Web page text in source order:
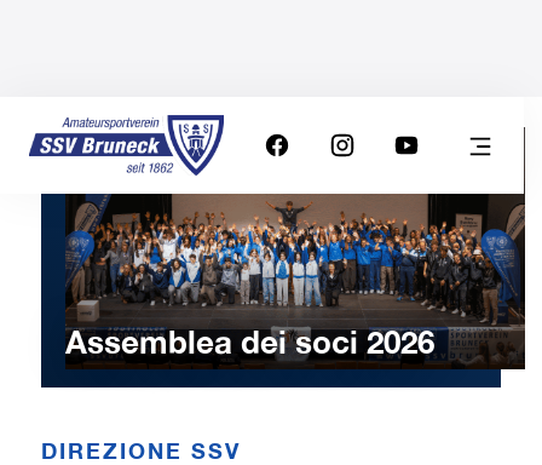
Assemblea dei soci 2026
DIREZIONE SSV